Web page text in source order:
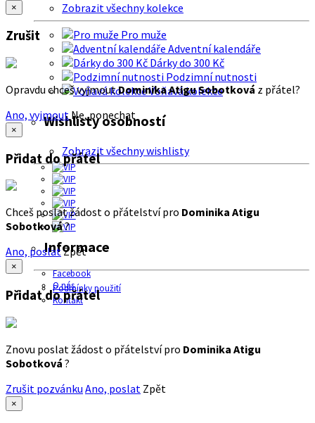
Zobrazit všechny kolekce
Pro muže
Adventní kalendáře
Dárky do 300 Kč
Podzimní nutnosti
Voňavá kolekce
Wishlisty osobností
Zobrazit všechny wishlisty
Informace
Facebook
O nás
Podmínky použití
Kontakt
×
Zrušit
Opravdu chceš vyjmoutDominika Atigu Sobotková z přátel?
Ano, vyjmout Ne, ponechat
×
Přidat do přátel
Chceš poslat žádost o přátelství pro Dominika Atigu
Sobotková?
Ano, poslatZpět
×
Přidat do přátel
Znovu poslat žádost o přátelství pro Dominika Atigu
Sobotková ?
Zrušit pozvánku Ano, poslat Zpět
×